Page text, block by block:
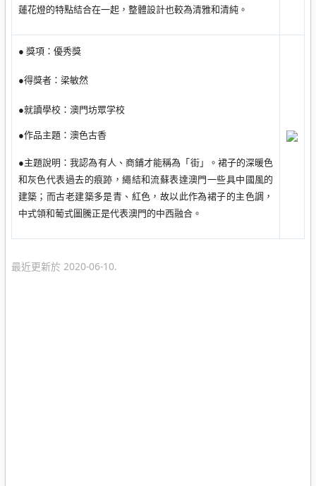
蓮花燈的特點結合在一起，整體設計也較為清雅和清純。
● 獎項：優秀獎
●得獎者：梁敏然
●就讀學校：澳門坊眾学校
●作品主題：澳色古香
●主題說明：我認為有人、商鋪才能稱為「街」。裙子的深暖色
和灰色代表過去的痕跡，繩結和流蘇表達澳門一些具中國風的
建築；而古老建築多是青、紅色，故以此作為裙子的主色調，
中式領和葡式圖騰正是代表澳門的中西融合。
最近更新於 2020-06-10.